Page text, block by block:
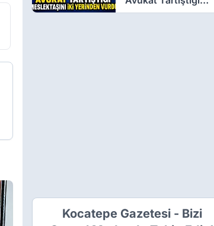
Meslektaşını İki
Kocatepe Gazetesi - Bizi